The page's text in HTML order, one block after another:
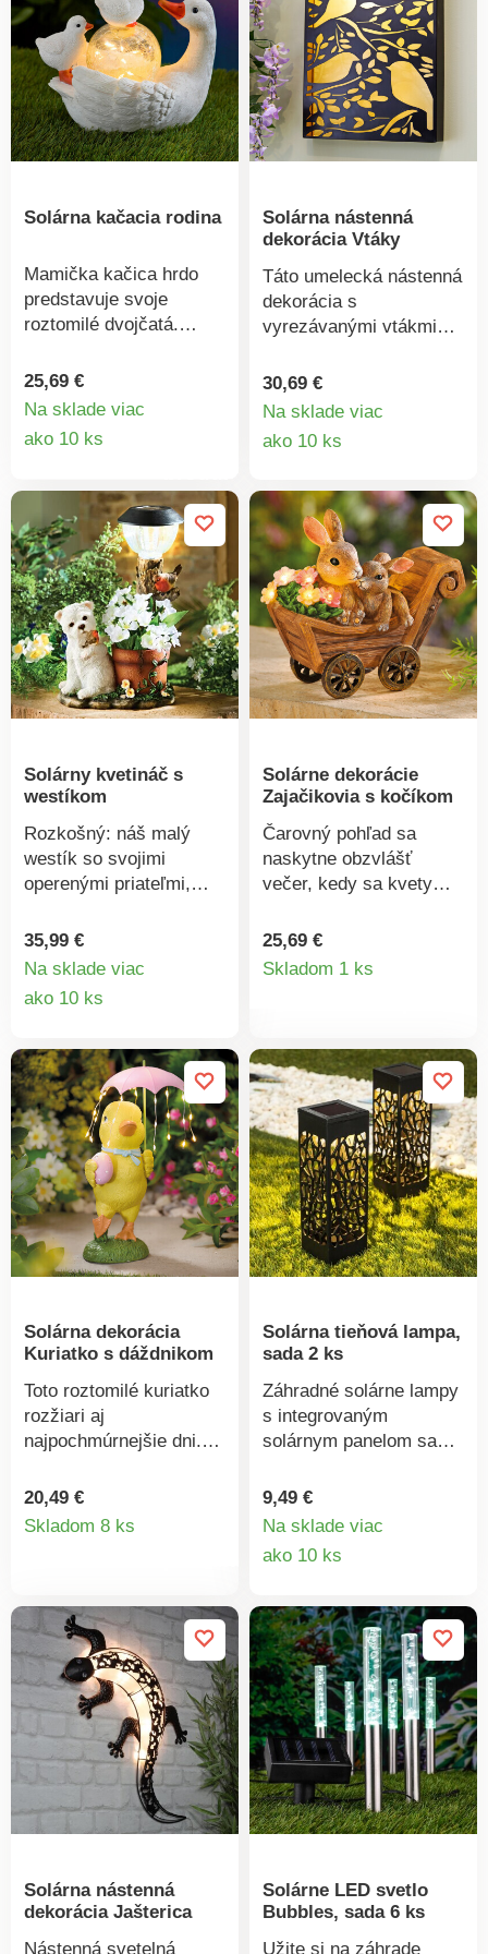
prameňov po 14
motýlikoch. 98 teplých
bielych LED diód.
Gainsborough.
Solárna kačacia rodina
Mamička kačica hrdo
predstavuje svoje
roztomilé dvojčatá.
9 LED diódami každý
večer očarí atmosféru
elektriny a káblov.
bielych LED diód.
Sklenená guľa svieti.
Odolná voči počasiu.
Gainsborough.
25,69 €
Na sklade viac
ako 10 ks
Solárna nástenná
dekorácia Vtáky
Táto umelecká nástenná
dekorácia s
vyrezávanými vtákmi
vystrihovačky. Napájaná
denným svetlom, večer
LED diódami a očarí
pohon. 4 teplé biele LED
diódy. Na steny, steny,
ploty a mnoho ďalšieho.
Odolná voči počasiu.
Gainsborough.
30,69 €
Na sklade viac
ako 10 ks
Solárny kvetináč s
westíkom
Rozkošný: náš malý
westík so svojimi
operenými priateľmi,
vyhradený pre Vaše
obľúbené rastliny a
večer zaisťuje príjemné
pohon. Teplé biele LED.
Kvetináč vhodný na
výsadbu rastlín.
35,99 €
Na sklade viac
ako 10 ks
Solárne dekorácie
Zajačikovia s kočíkom
Čarovný pohľad sa
naskytne obzvlášť
večer, kedy sa kvety
teplými bielymi LED
diódami.
25,69 €
Skladom 1 ks
Solárna dekorácia
Kuriatko s dáždnikom
Toto roztomilé kuriatko
rozžiari aj
najpochmúrnejšie dni.
48 teplými bielymi LED
diódami, rozžiari
elektrinu!
20,49 €
Skladom 8 ks
Solárna tieňová lampa,
sada 2 ks
Záhradné solárne lampy
s integrovaným
solárnym panelom sa
sa automaticky zapnú.
Vďaka prelamovanému
tieňové osvetlenie
S vypínačom. Vrátane
zápichu (10 cm).
Materiál: plast.
Rozmery: 6 x 6 x 28 cm.
9,49 €
Na sklade viac
ako 10 ks
Solárna nástenná
dekorácia Jašterica
Nástenná svetelná
Solárne LED svetlo
Bubbles, sada 6 ks
Užite si na záhrade